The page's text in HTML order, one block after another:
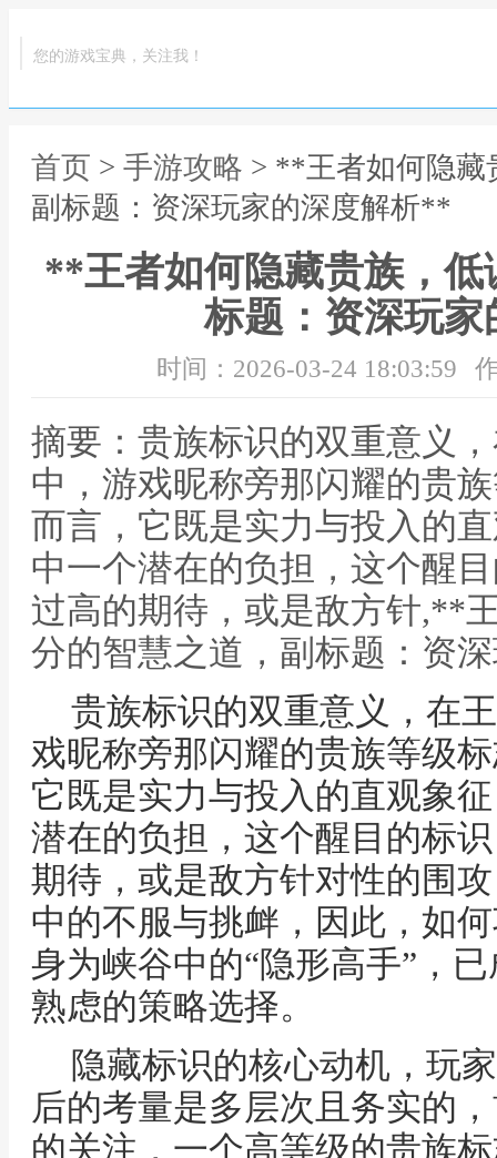
您的游戏宝典，关注我！
首页 > 手游攻略 > **王者如何隐藏
副标题：资深玩家的深度解析**
**王者如何隐藏贵族，
标题：资深玩
时间：2026-03-24 18:03:59
摘要：贵族标识的双重意义
中，游戏昵称旁那闪耀的贵
而言，它既是实力与投入的
中一个潜在的负担，这个醒
过高的期待，或是敌方针,**
分的智慧之道，副标题：资
贵族标识的双重意义，在
戏昵称旁那闪耀的贵族等级
它既是实力与投入的直观象
潜在的负担，这个醒目的标
期待，或是敌方针对性的围
中的不服与挑衅，因此，如
身为峡谷中的“隐形高手”，
熟虑的策略选择。
隐藏标识的核心动机，玩
后的考量是多层次且务实的
的关注，一个高等级的贵族